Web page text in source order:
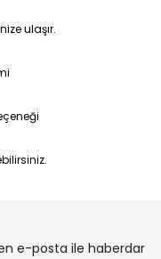
ulaşır.
e-posta ile haberdar